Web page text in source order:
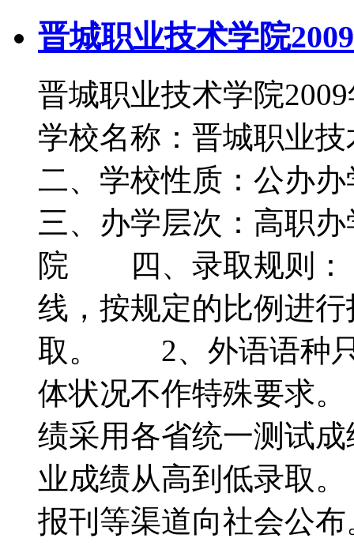
晋城职业技术学院
晋城职业技术学院
学校名称：晋城职业
二、学校性质：公
三、办学层次：高职
院 四、录取规则：
线，按规定的比例进
取。 2、外语语种只
体状况不作特殊要求
绩采用各省统一测试
业成绩从高到低录取
报刊等渠道向社会公